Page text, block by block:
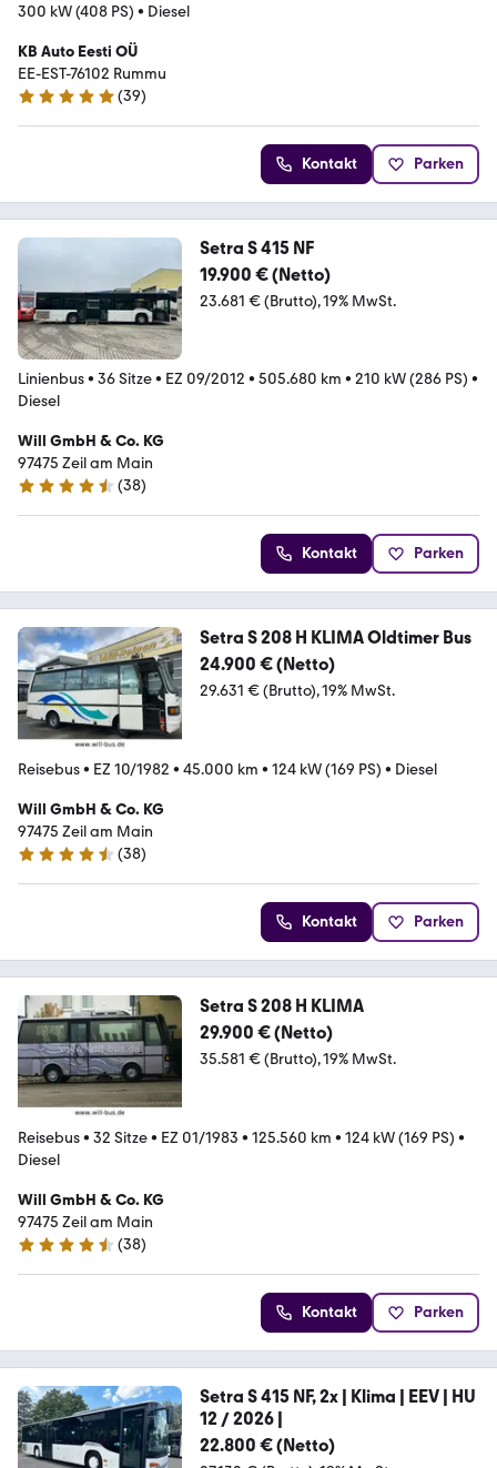
300 kW (408 PS) • Diesel
KB Auto Eesti OÜ
EE-EST-76102 Rummu
5 Sterne
(39)
Kontakt Parken
Setra S 415 NF
19.900 € (Netto)
23.681 € (Brutto) 19% MwSt.
Linienbus• 36 Sitze• EZ 09/2012 • 505.680 km • 210 kW (286 PS) •
Diesel
Will GmbH & Co. KG
97475 Zeil am Main
4.5 Sterne
(38)
Kontakt Parken
Setra S 208 H KLIMA Oldtimer Bus
24.900 € (Netto)
29.631 € (Brutto) 19% MwSt.
Reisebus• EZ 10/1982 • 45.000 km • 124 kW (169 PS) • Diesel
Will GmbH & Co. KG
97475 Zeil am Main
4.5 Sterne
(38)
Kontakt Parken
Setra S 208 H KLIMA
29.900 € (Netto)
35.581 € (Brutto) 19% MwSt.
Reisebus• 32 Sitze• EZ 01/1983 • 125.560 km • 124 kW (169 PS) •
Diesel
Will GmbH & Co. KG
97475 Zeil am Main
4.5 Sterne
(38)
Kontakt Parken
Setra S 415 NF, 2x | Klima | EEV | HU
12 / 2026 |
22.800 € (Netto)